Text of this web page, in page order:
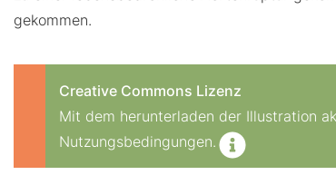
gekommen.
Creative Commons Lizenz
Mit dem herunterladen der Illustration
Nutzungsbedingungen.